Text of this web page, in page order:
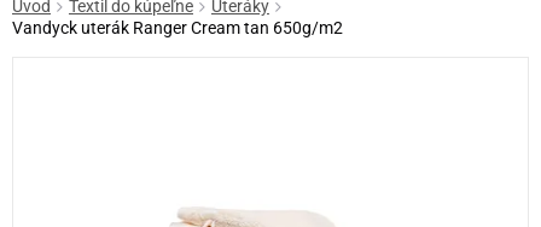
Úvod Textil do kúpeľne
Uteráky
Vandyck uterák Ranger Cream tan 650g/m2